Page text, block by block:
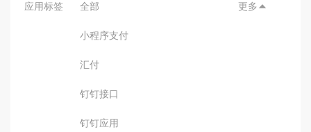
应用标签 全部
小程序支付
汇付
钉钉接口
钉钉应用
更多 